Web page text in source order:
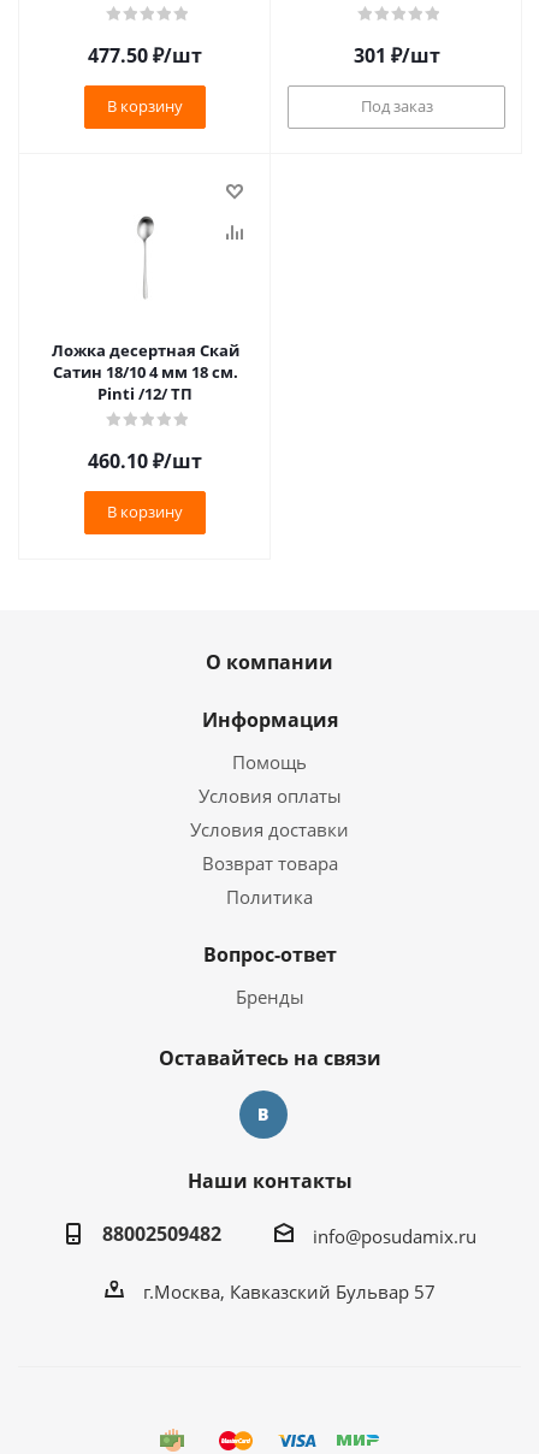
477.50₽/шт
В корзину
301 ₽/шт
Под заказ
Ложка десертная Скай
Сатин 18/10 4 мм 18 см.
Pinti /12/ ТП
460.10₽/шт
В корзину
О компании
Информация
Помощь
Условия оплаты
Условия доставки
Возврат товара
Политика
Вопрос-ответ
Бренды
Оставайтесь на связи
Наши контакты
88002509482
info@posudamix.ru
г.Москва, Кавказский Бульвар 57